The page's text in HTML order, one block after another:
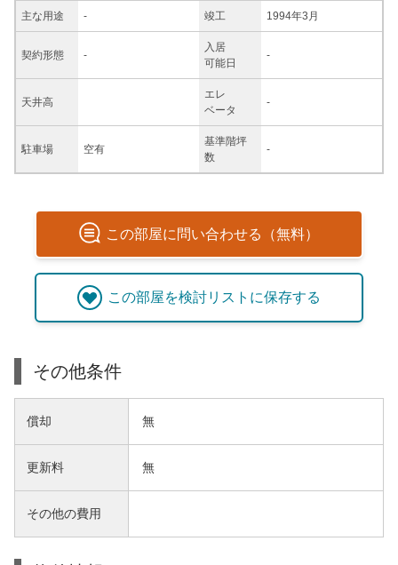
主な用途 - 竣工 1994年3月
契約形態 -
入居
可能日
-
天井高
エレ
ベータ
-
駐車場 空有
基準階坪
数
-
この部屋に問い合わせる（無料）
この部屋を検討リストに保存する
その他条件
償却 無
更新料 無
その他の費用